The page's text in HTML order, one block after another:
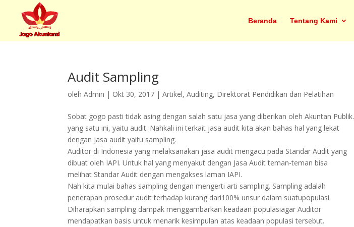
Beranda Tentang Kami
Audit Sampling
olehAdmin | Okt 30, 2017 |Artikel,Auditing, Direktorat Pendidikan dan Pelatihan
Sobat gogo pasti tidak asing dengan salah satu jasa yang diberikan oleh Akuntan Publik.
yang satu ini, yaitu audit. Nahkali ini terkait jasa audit kita akan bahas hal yang lekat
dengan jasa audit yaitu sampling.
Auditor di Indonesia yang melaksanakan jasa audit mengacu pada Standar Audit yang
dibuat oleh IAPI. Untuk hal yang menyakut dengan Jasa Audit teman-teman bisa
melihat Standar Audit dengan mengakses laman IAPI.
Nah kita mulai bahas sampling dengan mengerti arti sampling. Sampling adalah
penerapan prosedur audit terhadap kurang dari100% unsur dalam suatupopulasi.
Diharapkan sampling dampak menggambarkan keadaan populasiagar Auditor
mendapatkan basis untuk menarik kesimpulan atas keadaan populasi tersebut.